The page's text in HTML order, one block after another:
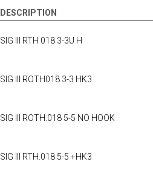
DESCRIPTION
SIG III RTH 018 3-3U H
SIG III ROTH018 3-3 HK3
SIG III ROTH.018 5-5 NO HOOK
SIG III RTH.018 5-5 +HK3